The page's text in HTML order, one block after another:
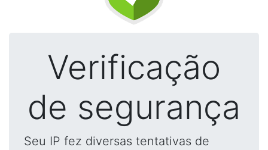
Verificação
de segurança
Seu IP fez diversas tentativas de